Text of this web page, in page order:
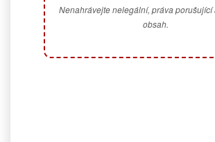
Nenahrávejte nelegální, práva porušující
obsah.